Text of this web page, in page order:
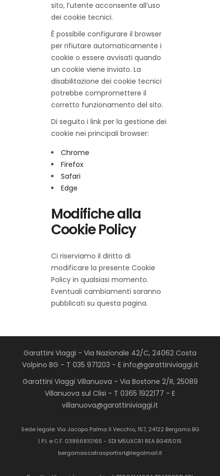
sito, l’utente acconsente all’uso
dei cookie tecnici.
È possibile configurare il browser
per rifiutare automaticamente i
cookie o essere avvisati quando
un cookie viene inviato. La
disabilitazione dei cookie tecnici
potrebbe compromettere il
corretto funzionamento del sito.
Di seguito i link per la gestione dei
cookie nei principali browser:
Chrome
Firefox
Safari
Edge
Modifiche alla
Cookie Policy
Ci riserviamo il diritto di
modificare la presente Cookie
Policy in qualsiasi momento.
Eventuali cambiamenti saranno
pubblicati su questa pagina.
Garattini Viaggi - Via Nazionale 42/C, 24062 Costa
Volpino BG - T 035 971203 - E info@garattiniviaggi.it
Garattini Viaggi Villanuova - Via Bostone 2/R, 25089
Villanuova sul Clisi - T 0365 1922177 - E
villanuova@garattiniviaggi.it
Sede legale: Via Jacopo Palma Il Vecchio, 157, 24122 Bergamo BG
| P.I. e C.F. 03866810165 - SDI M5UXCR1 REA BG415015
bergamascatrasportisrl@legalmail.it